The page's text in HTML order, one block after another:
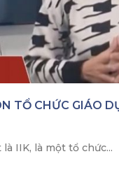
TỔ CHỨC GIÁO
IIK, là một tổ chức...